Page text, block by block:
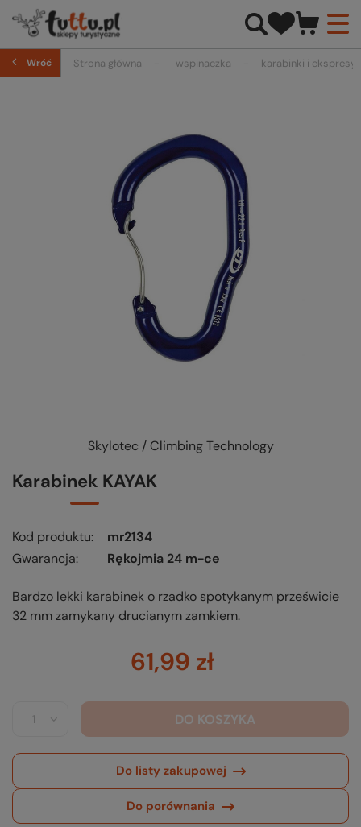
Wróć Strona główna wspinaczka karabinki i ekspresy
Skylotec / Climbing Technology
Karabinek KAYAK
Kod produktu
mr2134
Gwarancja
Rękojmia 24 m-ce
Bardzo lekki karabinek o rzadko spotykanym prześwicie
32 mm zamykany drucianym zamkiem.
61,99 zł
DO KOSZYKA
Do listy zakupowej
Do porównania